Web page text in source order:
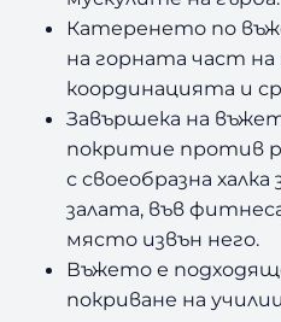
т
Катеренето по
на горната част
координацията и
Завършека на
покритие против
с своеобразна
залата, във
място извън него.
Въжето е
покриване на